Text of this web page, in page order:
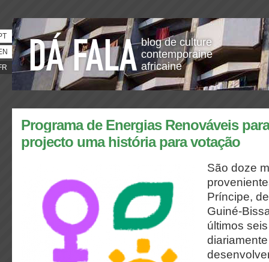
blog de culture
contemporaine
africaine
Programa de Energias Renováveis
projecto uma história para votação
São doze
Príncipe,
Guiné-
últimos